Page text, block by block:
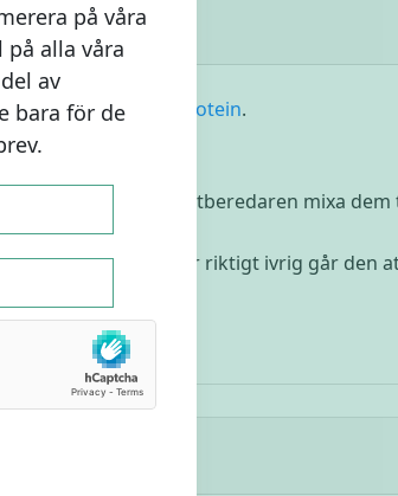
vårt favorithavreprotein.
och vaniljen. Låt matberedaren mixa
natten eller om du är riktigt ivrig går den
verket och njut!
på våra
alla våra
av
bara för de